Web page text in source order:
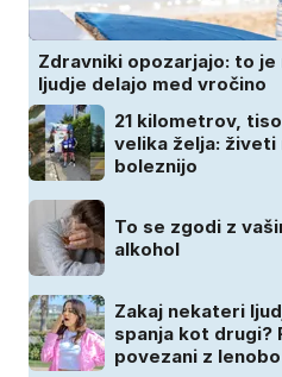
Zdravniki opozarjajo: to je
ljudje delajo med vročino
21 kilometrov,
velika želja: živeti
boleznijo
To se zgodi z
alkohol
Zakaj nekateri
spanja kot drugi?
povezani z lenobo